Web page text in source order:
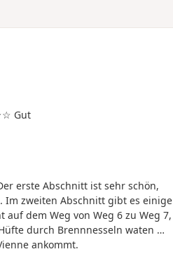
Gut
erste Abschnitt ist sehr schön,
Im zweiten Abschnitt gibt es einige
auf dem Weg von Weg 6 zu Weg 7,
durch Brennnesseln waten …
ankommt.